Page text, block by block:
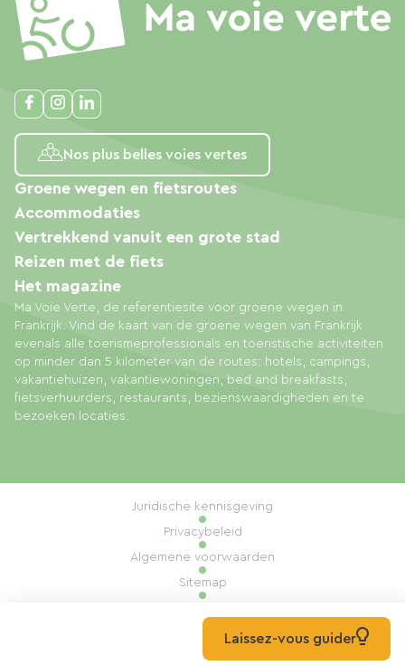
Nos plus belles voies vertes
Ma Voie Verte, de referentiesite voor groene wegen in
Frankrijk. Vind de kaart van de groene wegen van Frankrijk
evenals alle toerismeprofessionals en toeristische activiteiten
op minder dan 5 kilometer van de routes: hotels, campings,
vakantiehuizen, vakantiewoningen, bed and breakfasts,
fietsverhuurders, restaurants, bezienswaardigheden en te
bezoeken locaties.
Groene wegen en fietsroutes
Accommodaties
Vertrekkend vanuit een grote stad
Reizen met de fiets
Het magazine
© 2026 Ma Voie Verte Alle rechten voorbehouden
Juridische kennisgeving
Privacybeleid
Algemene voorwaarden
Sitemap
Realisatie: Mill, PrivasLaissez-vous guider